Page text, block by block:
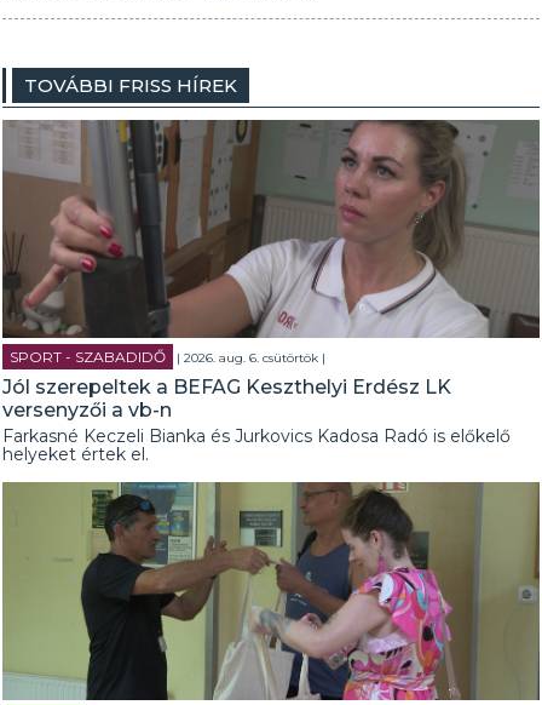
TOVÁBBI FRISS HÍREK
SPORT - SZABADIDŐ | 2026. aug. 6. csütörtök |
Jól szerepeltek a BEFAG Keszthelyi Erdész LK
versenyzői a vb-n
Farkasné Keczeli Bianka és Jurkovics Kadosa Radó is előkelő
helyeket értek el.